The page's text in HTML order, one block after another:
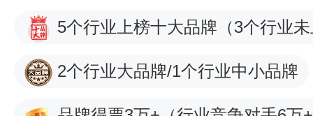
5个行业上榜十大品牌 （3个行业
2个行业大品牌/1个行业中小品牌